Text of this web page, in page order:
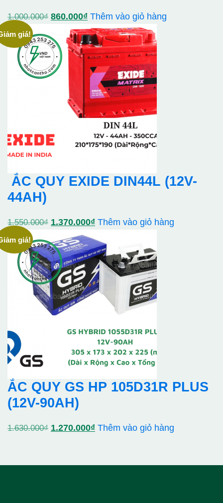
1.000.000₫ Giá
là:
1.000.000₫.
860.000₫Giá
hiện
tại
là:
860.000₫.
Thêm vào giỏ hàng
giá!
ẮC QUY EXIDE DIN44L (12V-
44AH)
1.550.000₫ Giá
là:
1.550.000₫.
1.370.000₫Giá
tại
là:
1.370.000₫.
Thêm vào giỏ hàng
giá!
ẮC QUY GS HP 105D31R PLUS
(12V-90AH)
1.630.000₫ Giá
1.270.000₫Giá
Thêm vào giỏ hàng